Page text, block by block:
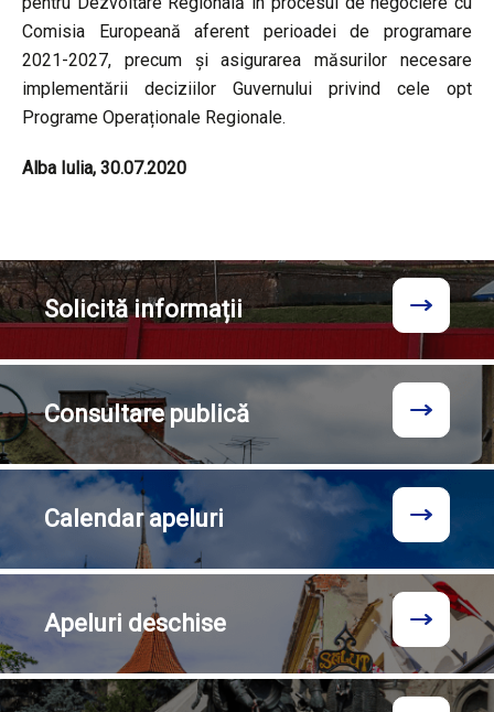
Comisia Europeană aferent perioadei de programare
2021-2027, precum și asigurarea măsurilor necesare
implementării deciziilor Guvernului privind cele opt
Programe Operaționale Regionale.
Alba Iulia, 30.07.2020
Solicităinformații
Consultarepublică
Calendarapeluri
Apeluri deschise